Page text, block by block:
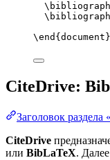
\end { document }
CiteDrive:
Заголовок
CiteDrive
или BibLaTeX.